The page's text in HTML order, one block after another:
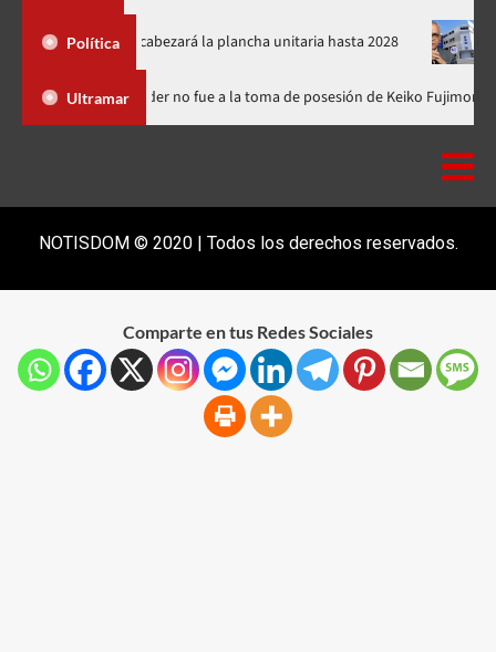
Política
y encabezará la plancha unitaria hasta 2028 Carlos
Ultramar Luis Abinader no fue a la toma de posesión de
NOTISDOM © 2020 | Todos los derechos reservados.
Comparte en tus Redes Sociales